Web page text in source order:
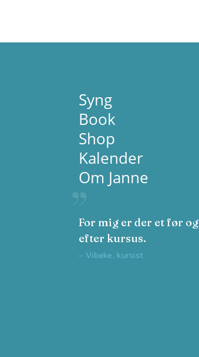
Syng
Book
Shop
Kalender
Om Janne
For mig er der et før og
efter kursus.
– Vibeke, kursist